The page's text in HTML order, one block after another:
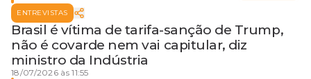
ENTREVISTAS
Brasil é vítima de tarifa-sanção de Trump,
não é covarde nem vai capitular, diz
ministro da Indústria
18/07/2026 às 11:55